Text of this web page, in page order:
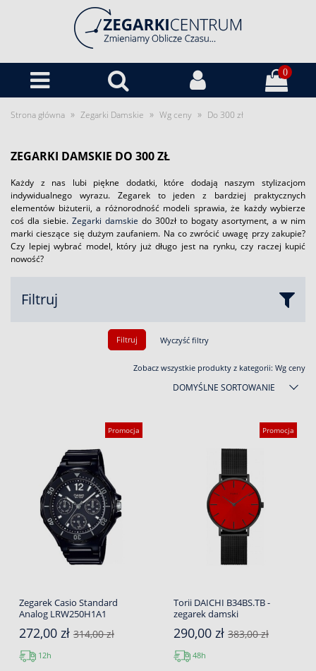
0
Strona główna » Zegarki Damskie » Wg ceny » Do 300 zł
ZEGARKI DAMSKIE DO 300 ZŁ
Każdy z nas lubi piękne dodatki, które dodają naszym stylizacjom
indywidualnego wyrazu. Zegarek to jeden z bardziej praktycznych
elementów biżuterii, a różnorodność modeli sprawia, że każdy wybierze
coś dla siebie. Zegarki damskie do 300zł to bogaty asortyment, a w nim
marki cieszące się dużym zaufaniem. Na co zwrócić uwagę przy zakupie?
Czy lepiej wybrać model, który już długo jest na rynku, czy raczej kupić
nowość?
Filtruj
Filtruj Wyczyść filtry
Zobacz wszystkie produkty z kategorii: Wg ceny
DOMYŚLNE SORTOWANIE
Promocja
Zegarek Casio Standard
Analog LRW250H1A1
272,00 zł 314,00 zł
12h
Promocja
Torii DAICHI B34BS.TB -
zegarek damski
290,00 zł 383,00 zł
48h